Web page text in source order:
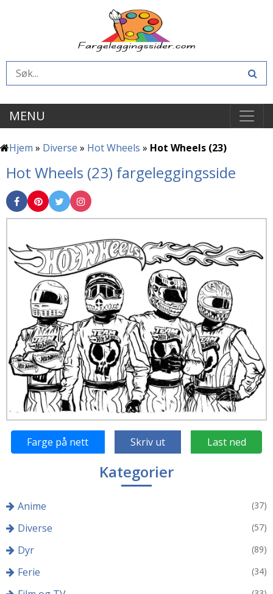
MENU
Hjem » Diverse » Hot Wheels » Hot Wheels (23)
Hot Wheels (23) fargeleggingsside
Farge på nett Skriv ut Last ned
Kategorier
Anime (37)
Diverse (57)
Dyr (89)
Ferie (34)